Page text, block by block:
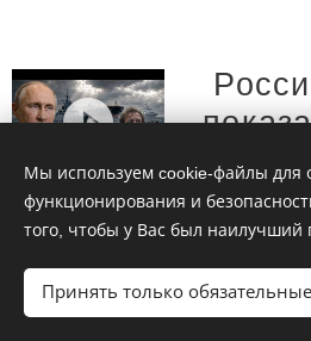
один
Мы используем cookie-файлы для
функционирования и
того, чтобы у Вас был наилучший
Принять только обязательные